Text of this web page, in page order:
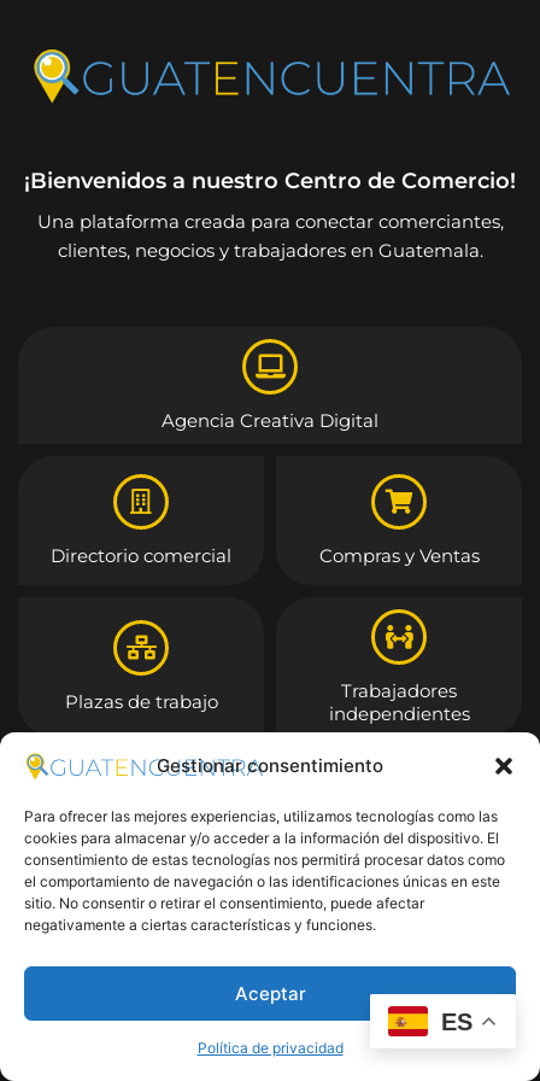
Gestionar consentimiento
Para ofrecer las mejores experiencias, utilizamos tecnologías como las
cookies para almacenar y/o acceder a la información del dispositivo. El
consentimiento de estas tecnologías nos permitirá procesar datos como
el comportamiento de navegación o las identificaciones únicas en este
sitio. No consentir o retirar el consentimiento, puede afectar
negativamente a ciertas características y funciones.
Aceptar
Política de privacidad
¡Bienvenidos a nuestro Centro de Comercio!
Una plataforma creada para conectar comerciantes,
clientes, negocios y trabajadores en Guatemala.
Agencia Creativa Digital
Directorio comercial Compras y Ventas
Plazas de trabajo
Trabajadores
independientes
Entrar
ES